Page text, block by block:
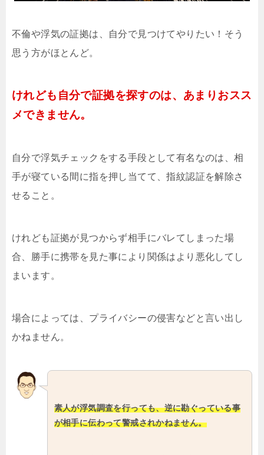
不倫や浮気の証拠は、自分で見つけてやりたい！そう
思う方がほとんど。
けれども自分で証拠を探すのは、あまりおスス
メできません。
自分で浮気チェックをする手段として有名なのは、相
手が寝ている間に指を押し当てて、指紋認証を解除さ
せること。
けれども証拠が見つからず相手にバレてしまった場
合、勝手に携帯を見た事により関係はより悪化してし
まいます。
場合によっては、プライバシーの侵害などと言い出し
かねません。
素人が浮気調査を行っても、逆に勘ぐっている事
が相手に伝わって警戒されかねません。